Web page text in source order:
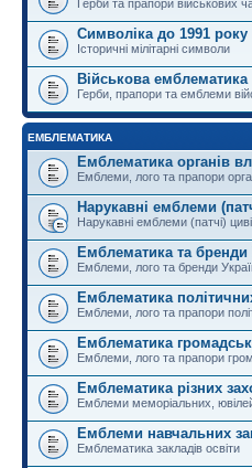
Герби та прапори військових
Символіка до 1991 року
Історичні мілітарні символи
Військова
Герби, прапори та емблеми
ЕМБЛЕМАТИКА
Емблематика органів
Емблеми, лого та прапори
Нарукавні емблеми
Нарукавні емблеми (патчі)
Емблематика та бренди
Емблеми, лого та бренди
Емблематика
Емблеми, лого та прапори
Емблематика
Емблеми, лого та прапори
Емблематика різних
Емблеми меморіальних,
Емблеми навчальних
Емблематика закладів освіти